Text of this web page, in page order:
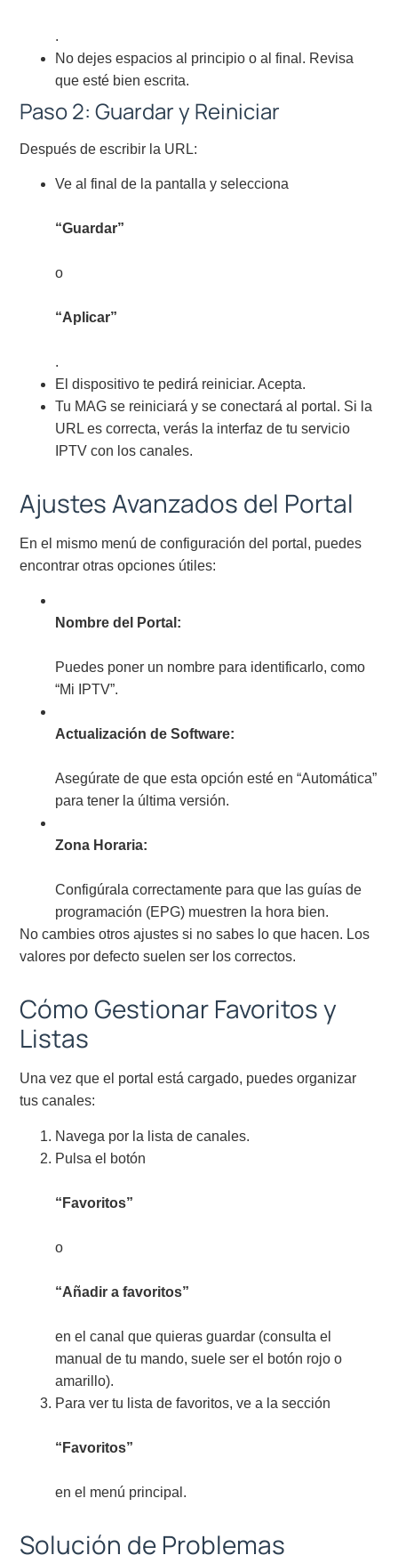
.
No dejes espacios al principio o al final. Revisa
que esté bien escrita.
Paso 2: Guardar y Reiniciar
Después de escribir la URL:
Ve al final de la pantalla y selecciona
“Guardar”
o
“Aplicar”
.
El dispositivo te pedirá reiniciar. Acepta.
Tu MAG se reiniciará y se conectará al portal. Si la
URL es correcta, verás la interfaz de tu servicio
IPTV con los canales.
Ajustes Avanzados del Portal
En el mismo menú de configuración del portal, puedes
encontrar otras opciones útiles:
Nombre del Portal:
Puedes poner un nombre para identificarlo, como
“Mi IPTV”.
Actualización de Software:
Asegúrate de que esta opción esté en “Automática”
para tener la última versión.
Zona Horaria:
Configúrala correctamente para que las guías de
programación (EPG) muestren la hora bien.
No cambies otros ajustes si no sabes lo que hacen. Los
valores por defecto suelen ser los correctos.
Cómo Gestionar Favoritos y
Listas
Una vez que el portal está cargado, puedes organizar
tus canales:
Navega por la lista de canales.
Pulsa el botón
“Favoritos”
o
“Añadir a favoritos”
en el canal que quieras guardar (consulta el
manual de tu mando, suele ser el botón rojo o
amarillo).
Para ver tu lista de favoritos, ve a la sección
“Favoritos”
en el menú principal.
Solución de Problemas